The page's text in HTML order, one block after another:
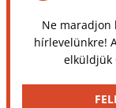
Ne maradjon
hírlevelünkre!
elküldjük